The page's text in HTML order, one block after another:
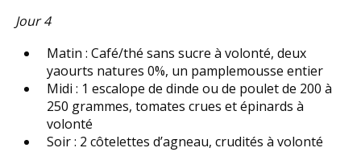
Jour 4
Matin : Café/thé sans sucre à volonté, deux
yaourts natures 0%, un pamplemousse entier
Midi : 1 escalope de dinde ou de poulet de 200 à
250 grammes, tomates crues et épinards à
volonté
Soir : 2 côtelettes d’agneau, crudités à volonté